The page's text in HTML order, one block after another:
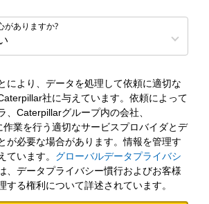
がありますか?
により、データを処理して依頼に適切な
社に与えています。依頼によって
、Caterpillarグループ内の会社、
業を行う適切なサービスプロバイダとデ
が必要な場合があります。情報を管理す
ています。 グローバルデータプライバシ
、データプライバシー慣行およびお客様
する権利について詳述されています。